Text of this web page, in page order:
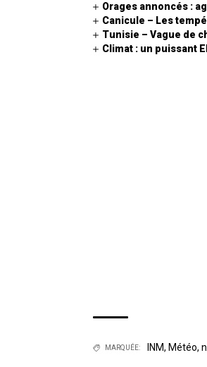
Orages annoncés :
Canicule – Les
Tunisie – Vague de
Climat : un puissant
MARQUÉE: INM, Météo,